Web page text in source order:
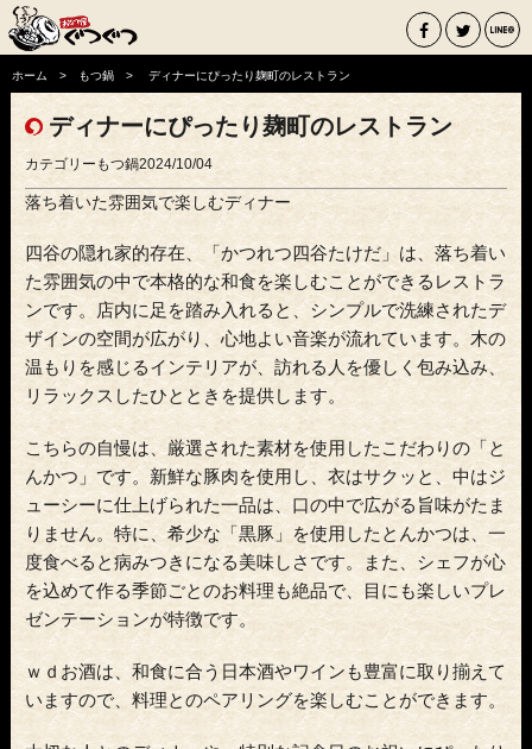
ホーム もつ鍋 ディナーにぴったり麹町のレストラン
ディナーにぴったり麹町のレストラン
カテゴリー もつ鍋2024/10/04
落ち着いた雰囲気で楽しむディナー
四谷の隠れ家的存在、「かつれつ四谷たけだ」は、落ち着い
た雰囲気の中で本格的な和食を楽しむことができるレストラ
ンです。店内に足を踏み入れると、シンプルで洗練されたデ
ザインの空間が広がり、心地よい音楽が流れています。木の
温もりを感じるインテリアが、訪れる人を優しく包み込み、
リラックスしたひとときを提供します。
こちらの自慢は、厳選された素材を使用したこだわりの「と
んかつ」です。新鮮な豚肉を使用し、衣はサクッと、中はジ
ューシーに仕上げられた一品は、口の中で広がる旨味がたま
りません。特に、希少な「黒豚」を使用したとんかつは、一
度食べると病みつきになる美味しさです。また、シェフが心
を込めて作る季節ごとのお料理も絶品で、目にも楽しいプレ
ゼンテーションが特徴です。
ｗｄお酒は、和食に合う日本酒やワインも豊富に取り揃えて
いますので、料理とのペアリングを楽しむことができます。